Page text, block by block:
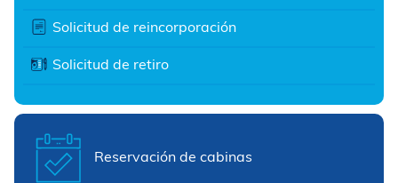
Solicitud de reincorporación
Solicitud de retiro
Reservación de cabinas